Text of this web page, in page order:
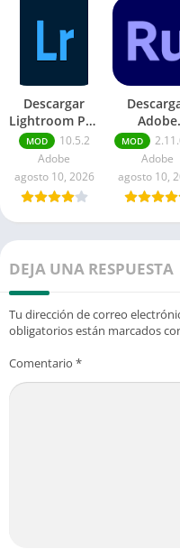
Descargar
Lightroom Pro
APK (Premium
Desbloqueado)
para Android
MOD
10.5.2
Adobe
agosto 10, 2026
Adobe
Premiere
Premium
Sin
Agua
MOD
Adobe
agosto 10,
DEJA UNA RESPUESTA
Tu dirección de correo
obligatorios están marcados
Comentario *